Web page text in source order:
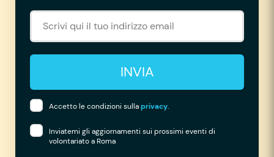
INVIA
Accetto le condizioni sullaprivacy.
Inviatemi gli aggiornamenti sui prossimi eventi di
volontariato a Roma